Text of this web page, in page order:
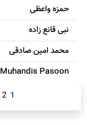
حمزه واعظی
نبی قانع زاده
محمد امين صادقی
Muhandis Pasoon
1
2